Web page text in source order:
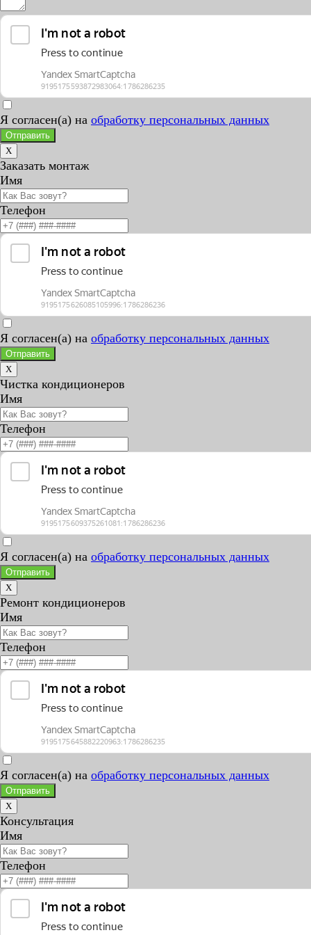
Я согласен(а) на обработку персональных данных
Отправить
X
Заказать монтаж
Имя
Телефон
Я согласен(а) на обработку персональных данных
Отправить
X
Чистка кондиционеров
Имя
Телефон
Я согласен(а) на обработку персональных данных
Отправить
X
Ремонт кондиционеров
Имя
Телефон
Я согласен(а) на обработку персональных данных
Отправить
X
Консультация
Имя
Телефон